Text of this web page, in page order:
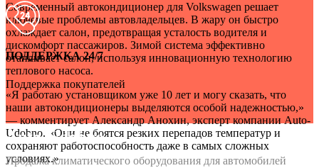
Современный автокондиционер для Volkswagen решает
ключевые проблемы автовладельцев. В жару он быстро
охлаждает салон, предотвращая усталость водителя и
дискомфорт пассажиров. Зимой система эффективно
отапливает салон, используя инновационную технологию
теплового насоса.
«Я работаю установщиком уже 10 лет и могу сказать, что
наши автокондиционеры выделяются особой надежностью,»
— комментирует Александр Анохин, эксперт компании Auto-
Udobno. «Они не боятся резких перепадов температур и
сохраняют работоспособность даже в самых сложных
условиях.»
ПОДДЕРЖКА 24/7
Поддержка покупателей
Auto-Udobno
Продажа климатического оборудования для автомобилей